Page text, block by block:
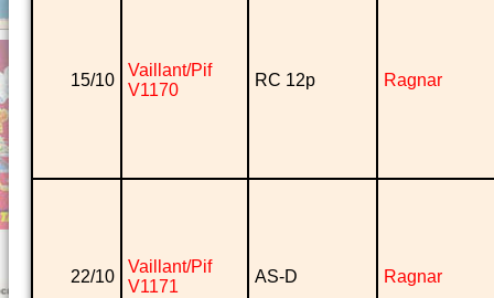
15/10
Vaillant/Pif
V1170
RC 12p Ragnar
22/10
Vaillant/Pif
V1171
AS-D Ragnar